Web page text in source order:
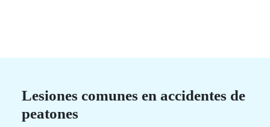
Lesiones comunes en accidentes de
peatones